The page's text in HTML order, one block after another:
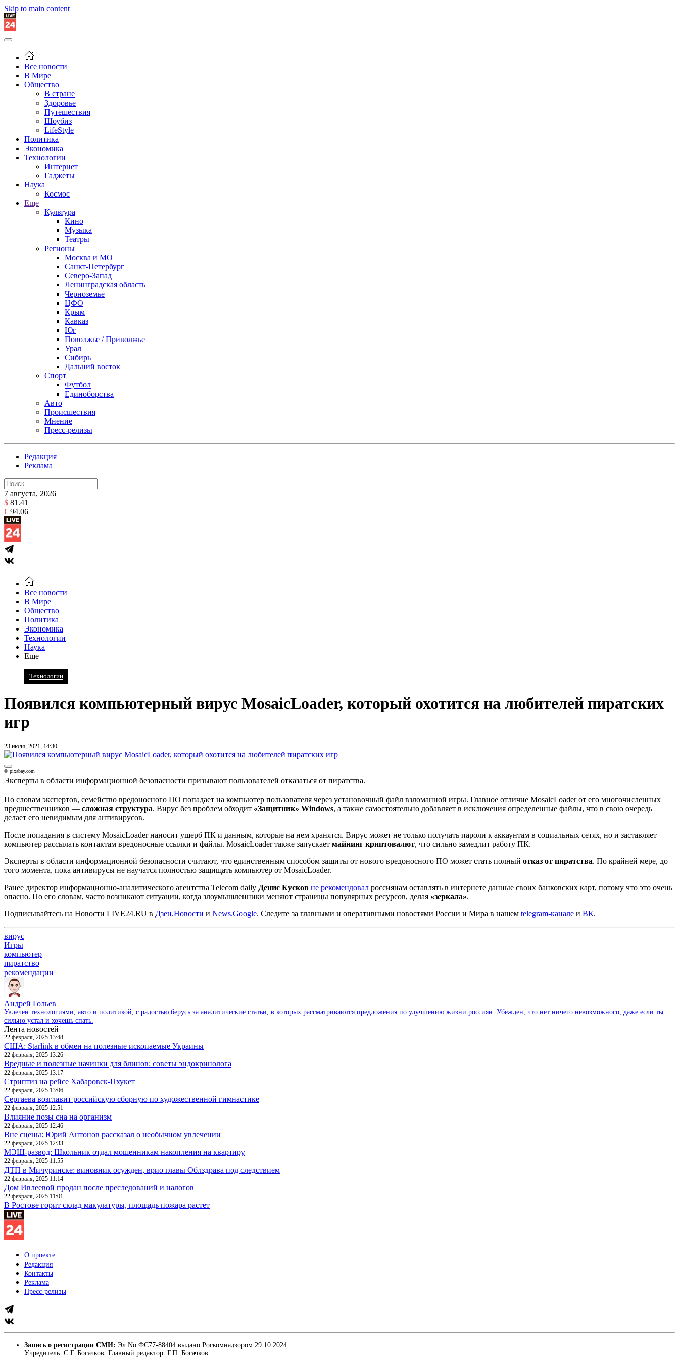
Skip to main content
Все новости
В Мире
Общество
В стране
Здоровье
Путешествия
Шоубиз
LifeStyle
Политика
Экономика
Технологии
Интернет
Гаджеты
Наука
Космос
Еще
Культура
Кино
Музыка
Театры
Регионы
Москва и МО
Санкт-Петербург
Северо-Запад
Ленинградская область
Черноземье
ЦФО
Крым
Кавказ
Юг
Поволжье / Приволжье
Урал
Сибирь
Дальний восток
Спорт
Футбол
Единоборства
Авто
Происшествия
Мнение
Пресс-релизы
Редакция
Реклама
7 августа, 2026
$ 81.41
€ 94.06
Все новости
В Мире
Общество
Политика
Экономика
Технологии
Наука
Еще
Технологии
Появился компьютерный вирус MosaicLoader, который охотится на любителей пиратских
игр
23 июля, 2021, 14:30
© pixabay.com
Эксперты в области информационной безопасности призывают пользователей отказаться от пиратства.
По словам экспертов, семейство вредоносного ПО попадает на компьютер пользователя через установочный файл взломанной игры. Главное отличие MosaicLoader от его многочисленных
предшественников — сложная структура. Вирус без проблем обходит «Защитник» Windows, а также самостоятельно добавляет в исключения определенные файлы, что в свою очередь
делает его невидимым для антивирусов.
После попадания в систему MosaicLoader наносит ущерб ПК и данным, которые на нем хранятся. Вирус может не только получать пароли к аккаунтам в социальных сетях, но и заставляет
компьютер рассылать контактам вредоносные ссылки и файлы. MosaicLoader также запускает майнинг криптовалют, что сильно замедлит работу ПК.
Эксперты в области информационной безопасности считают, что единственным способом защиты от нового вредоносного ПО может стать полный отказ от пиратства. По крайней мере, до
того момента, пока антивирусы не научатся полностью защищать компьютер от MosaicLoader.
Ранее директор информационно-аналитического агентства Telecom daily Денис Кусков не рекомендовал россиянам оставлять в интернете данные своих банковских карт, потому что это очень
опасно. По его словам, часто возникают ситуации, когда злоумышленники меняют страницы популярных ресурсов, делая «зеркала».
Подписывайтесь на Новости LIVE24.RU в Дзен.Новости и News.Google. Следите за главными и оперативными новостями России и Мира в нашем telegram-канале и ВК.
вирус
Игры
компьютер
пиратство
рекомендации
Андрей Гольев
Увлечен технологиями, авто и политикой, с радостью берусь за аналитические статьи, в которых рассматриваются предложения по улучшению жизни россиян. Убежден, что нет ничего невозможного, даже если ты
сильно устал и хочешь спать.
Лента новостей
22 февраля, 2025 13:48
США: Starlink в обмен на полезные ископаемые Украины
22 февраля, 2025 13:26
Вредные и полезные начинки для блинов: советы эндокринолога
22 февраля, 2025 13:17
Стриптиз на рейсе Хабаровск-Пхукет
22 февраля, 2025 13:06
Сергаева возглавит российскую сборную по художественной гимнастике
22 февраля, 2025 12:51
Влияние позы сна на организм
22 февраля, 2025 12:46
Вне сцены: Юрий Антонов рассказал о необычном увлечении
22 февраля, 2025 12:33
МЭШ-развод: Школьник отдал мошенникам накопления на квартиру
22 февраля, 2025 11:55
ДТП в Мичуринске: виновник осужден, врио главы Облздрава под следствием
22 февраля, 2025 11:14
Дом Ивлеевой продан после преследований и налогов
22 февраля, 2025 11:01
В Ростове горит склад макулатуры, площадь пожара растет
О проекте
Редакция
Контакты
Реклама
Пресс-релизы
Запись о регистрации СМИ: Эл No ФС77-88404 выдано Роскомнадзором 29.10.2024.
Учредитель: С.Г. Богачков. Главный редактор: Г.П. Богачков.